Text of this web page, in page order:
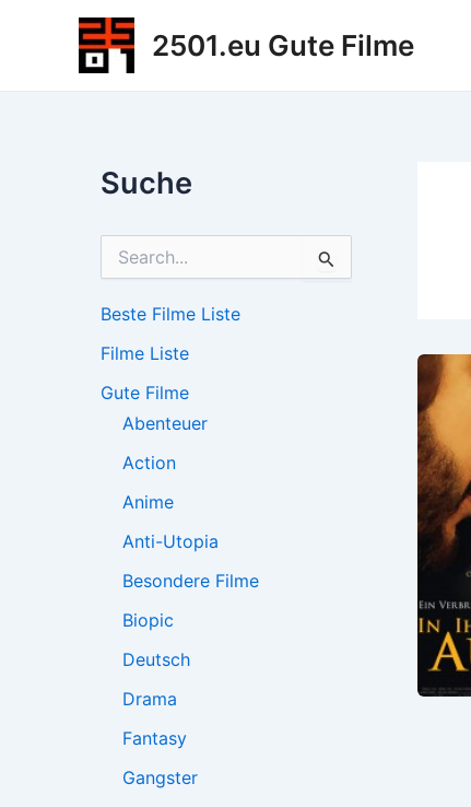
2501.eu Gute Filme
Suche
h
n
a
Beste Filme Liste
Filme Liste
Gute Filme
Abenteuer
Action
Anime
Anti-Utopia
Besondere Filme
Biopic
Deutsch
Drama
Fantasy
Gangster